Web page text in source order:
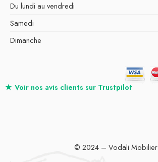
Du lundi au vendredi
Samedi
Dimanche
★ Voir nos avis clients sur Trustpilot
© 2024 – Vodali Mobilier